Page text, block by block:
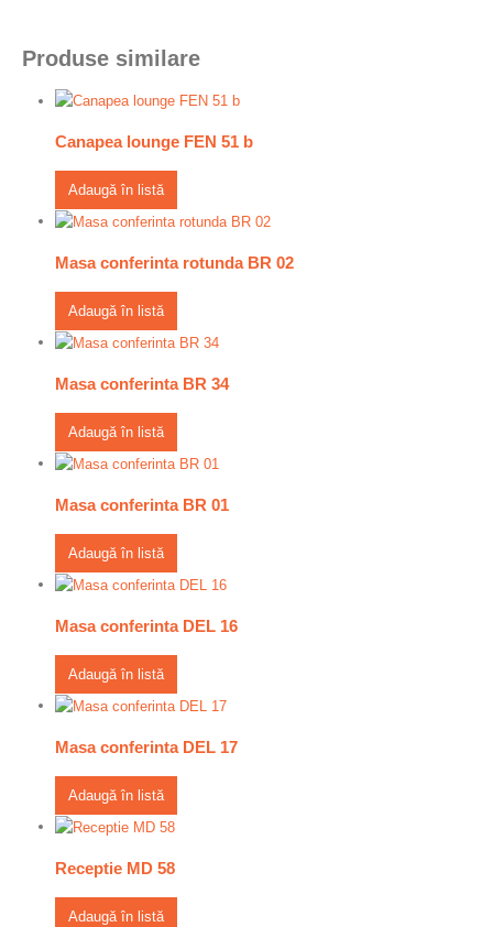
Produse similare
Canapea lounge FEN 51 b
Adaugă în listă
Masa conferinta rotunda BR 02
Adaugă în listă
Masa conferinta BR 34
Adaugă în listă
Masa conferinta BR 01
Adaugă în listă
Masa conferinta DEL 16
Adaugă în listă
Masa conferinta DEL 17
Adaugă în listă
Receptie MD 58
Adaugă în listă